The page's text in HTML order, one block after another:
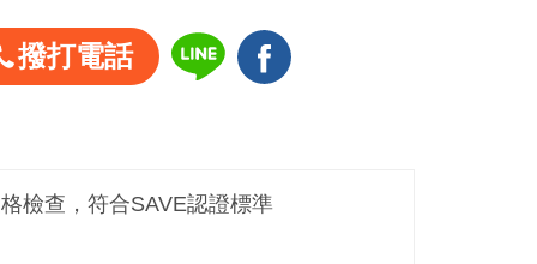
撥打電話
檢查，符合SAVE認證標準